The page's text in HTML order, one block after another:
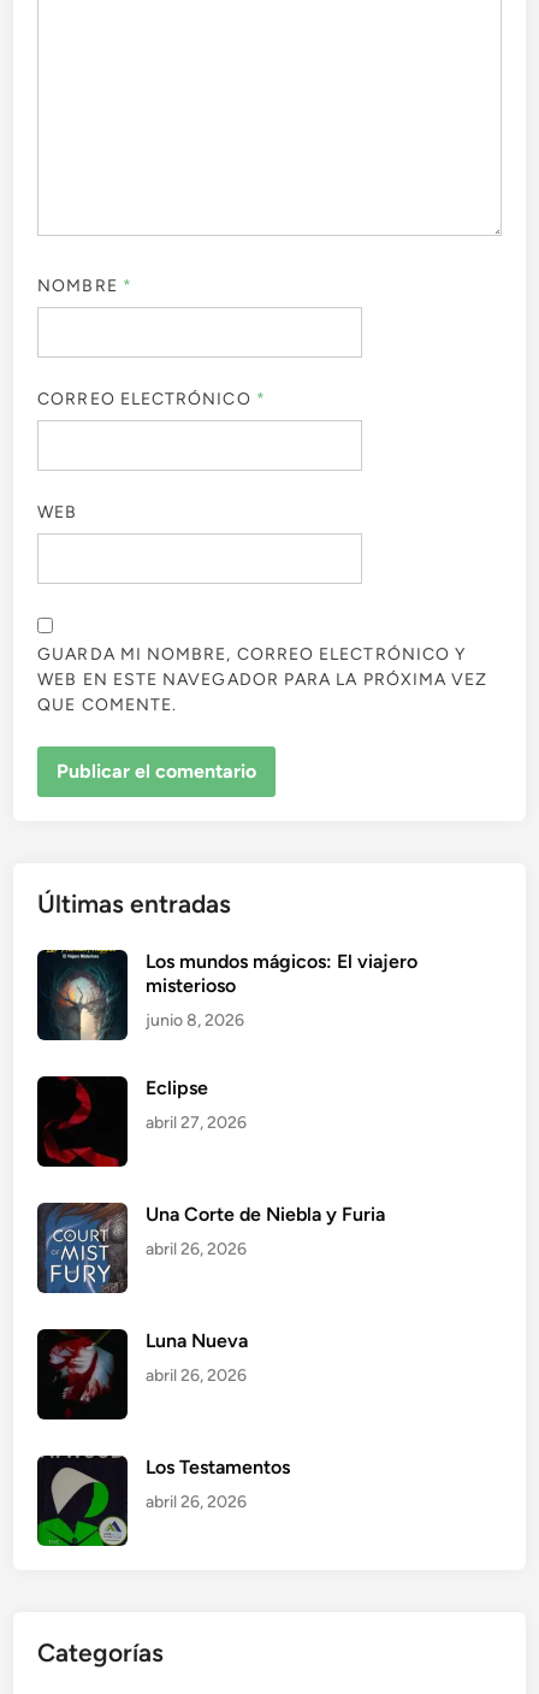
NOMBRE *
CORREO ELECTRÓNICO *
WEB
GUARDA MI NOMBRE, CORREO ELECTRÓNICO Y
WEB EN ESTE NAVEGADOR PARA LA PRÓXIMA VEZ
QUE COMENTE.
Últimas entradas
Los mundos mágicos: El viajero
misterioso
junio 8, 2026
Eclipse
abril 27, 2026
Una Corte de Niebla y Furia
abril 26, 2026
Luna Nueva
abril 26, 2026
Los Testamentos
abril 26, 2026
Categorías